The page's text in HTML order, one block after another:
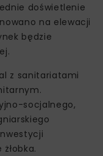
doświetlenie
na elewacji
będzie
z sanitariatami
socjalnego,